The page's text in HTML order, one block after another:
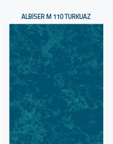
ALBISER M 110 TURKUAZ